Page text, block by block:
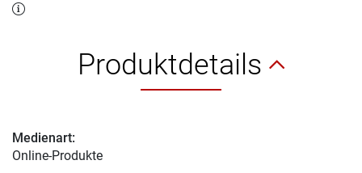
Produktdetails
Medienart:
Online-Produkte